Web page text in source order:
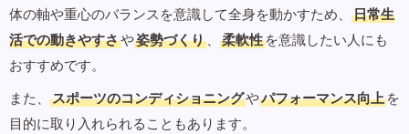
体の軸や重心のバランスを意識して全身を動かすため、
日常生
活での動きやすさや姿勢づくり 、 柔軟性 を意識したい人にも
おすすめです。
また、
スポーツのコンディショニングやパフォーマンス向上 を
目的に取り入れられることもあります。